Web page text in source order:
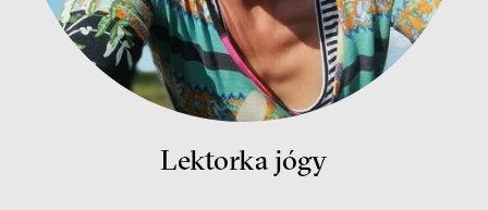
rozhovor
peníze
Lektorka jógy